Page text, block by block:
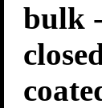
bulk